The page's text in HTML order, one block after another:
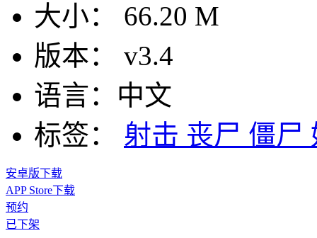
大小：
66.20 M
版本：
v3.4
语言： 中文
标签：
射击 丧尸 僵尸
安卓版下载
APP Store下载
预约
已下架